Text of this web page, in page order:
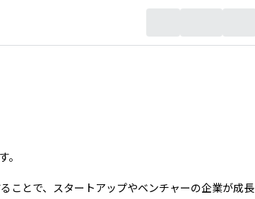
ことで、スタートアップやベンチャーの企業が成長